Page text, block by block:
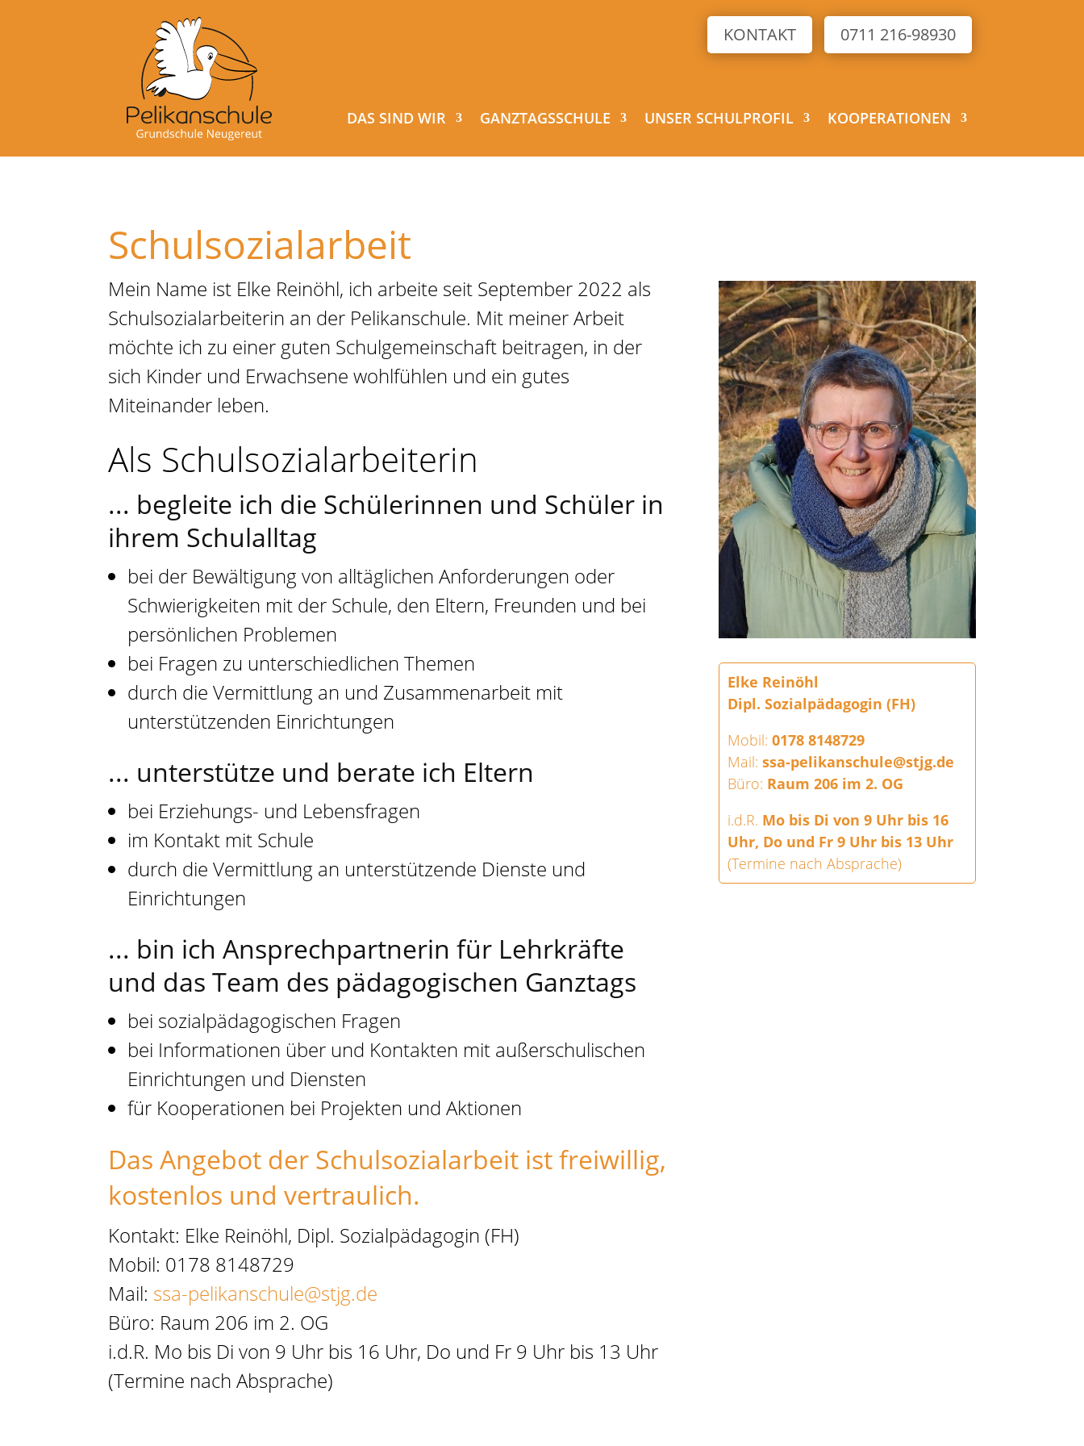
KONTAKT 0711 216-98930
DAS SIND WIR GANZTAGSSCHULE UNSER SCHULPROFIL KOOPERATIONEN
Schulsozialarbeit
Mein Name ist Elke Reinöhl, ich arbeite seit September 2022 als
Schulsozialarbeiterin an der Pelikanschule. Mit meiner Arbeit
möchte ich zu einer guten Schulgemeinschaft beitragen, in der
sich Kinder und Erwachsene wohlfühlen und ein gutes
Miteinander leben.
Als Schulsozialarbeiterin
... begleite ich die Schülerinnen und Schüler in
ihrem Schulalltag
bei der Bewältigung von alltäglichen Anforderungen oder
Schwierigkeiten mit der Schule, den Eltern, Freunden und bei
persönlichen Problemen
bei Fragen zu unterschiedlichen Themen
durch die Vermittlung an und Zusammenarbeit mit
unterstützenden Einrichtungen
... unterstütze und berate ich Eltern
bei Erziehungs- und Lebensfragen
im Kontakt mit Schule
durch die Vermittlung an unterstützende Dienste und
Einrichtungen
... bin ich Ansprechpartnerin für Lehrkräfte
und das Team des pädagogischen Ganztags
bei sozialpädagogischen Fragen
bei Informationen über und Kontakten mit außerschulischen
Einrichtungen und Diensten
für Kooperationen bei Projekten und Aktionen
Das Angebot der Schulsozialarbeit ist freiwillig,
kostenlos und vertraulich.
Kontakt: Elke Reinöhl, Dipl. Sozialpädagogin (FH)
Mobil: 0178 8148729
Mail: ssa-pelikanschule@stjg.de
Büro: Raum 206 im 2. OG
i.d.R. Mo bis Di von 9 Uhr bis 16 Uhr, Do und Fr 9 Uhr bis 13 Uhr
(Termine nach Absprache)
Elke Reinöhl
Dipl. Sozialpädagogin (FH)
Mobil: 0178 8148729
Mail: ssa-pelikanschule@stjg.de
Büro: Raum 206 im 2. OG
i.d.R. Mo bis Di von 9 Uhr bis 16
Uhr, Do und Fr 9 Uhr bis 13 Uhr
(Termine nach Absprache)